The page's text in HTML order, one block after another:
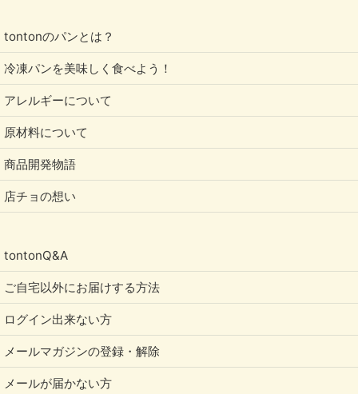
tontonのパンとは？
冷凍パンを美味しく食べよう！
アレルギーについて
原材料について
商品開発物語
店チョの想い
tontonQ&A
ご自宅以外にお届けする方法
ログイン出来ない方
メールマガジンの登録・解除
メールが届かない方